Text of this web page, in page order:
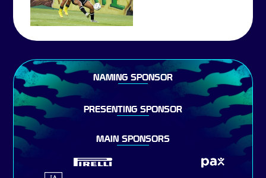
NAMING SPONSOR
PRESENTING SPONSOR
MAIN SPONSORS